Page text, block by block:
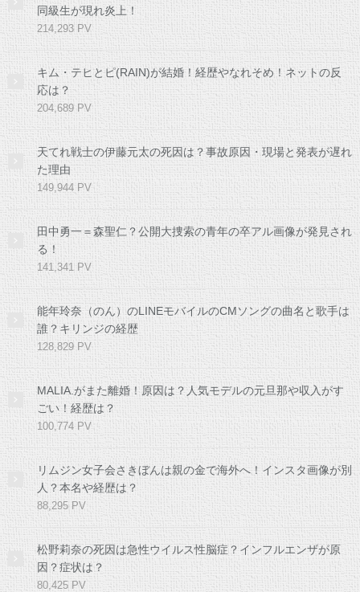
同級生が現れ炎上！
214,293 PV
キム・テヒとピ(RAIN)が結婚！経歴やなれそめ！ネットの反
応は？
204,689 PV
天てれ戦士の伊藤元太の死因は？事故原因・現場と発表が遅れ
た理由
149,944 PV
田中勇一＝森聖仁？公開大捜索の青年の卒アル画像が発見され
る！
141,341 PV
能年玲奈（のん）のLINEモバイルのCMソングの曲名と歌手は
誰？キリンジの経歴
128,829 PV
MALIA.がまた離婚！原因は？人気モデルの元旦那や収入がす
ごい！経歴は？
100,774 PV
リムジン女子会さきぼんは親の金で海外へ！インスタ画像が別
人？本名や経歴は？
88,295 PV
松野莉奈の死因は急性ウイルス性脳症？インフルエンザが原
因？症状は？
80,425 PV